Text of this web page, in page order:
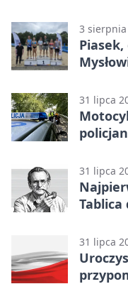
3
31 lipca
31 lipca
Tablica
31 lipca